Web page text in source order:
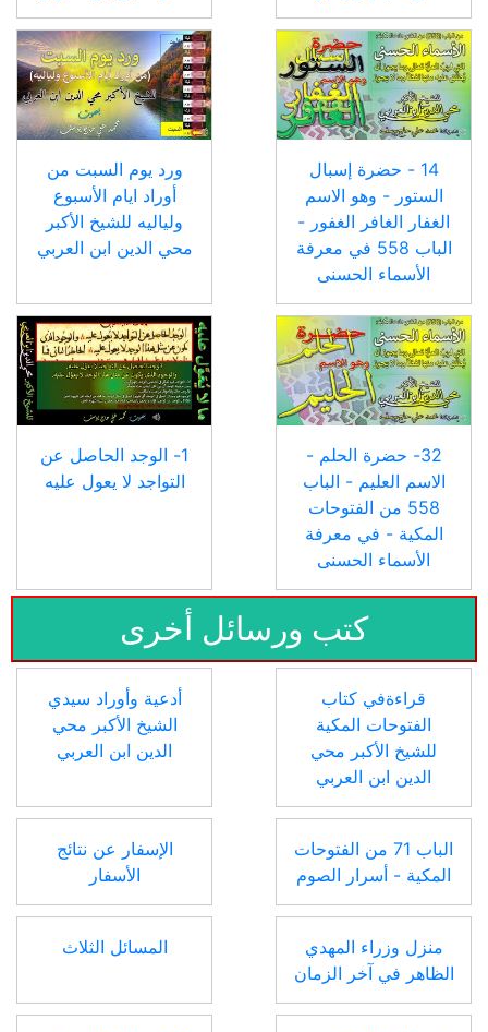
14 - حضرة إسبال
الستور - وهو الاسم
الغفار الغافر الغفور -
الباب 558 في معرفة
الأسماء الحسنى
ورد يوم السبت من
أوراد ايام الأسبوع
ولياليه للشيخ الأكبر
محي الدين ابن العربي
32- حضرة الحلم -
الاسم العليم - الباب
558 من الفتوحات
المكية - في معرفة
الأسماء الحسنى
1- الوجد الحاصل عن
التواجد لا يعول عليه
كتب ورسائل أخرى
قراءةفي كتاب
الفتوحات المكية
للشيخ الأكبر محي
الدين ابن العربي
أدعية وأوراد سيدي
الشيخ الأكبر محي
الدين ابن العربي
الباب 71 من الفتوحات
المكية - أسرار الصوم
الإسفار عن نتائج
الأسفار
منزل وزراء المهدي
الظاهر في آخر الزمان
المسائل الثلاث